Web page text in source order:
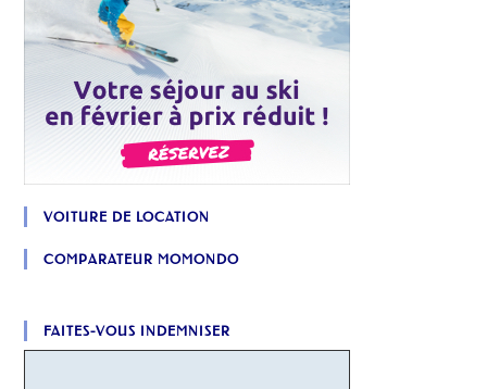
VOITURE DE LOCATION
COMPARATEUR MOMONDO
FAITES-VOUS INDEMNISER